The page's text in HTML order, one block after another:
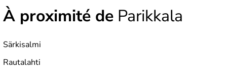
À proximité de Parikkala
Särkisalmi
Rautalahti